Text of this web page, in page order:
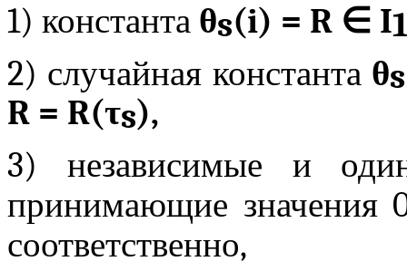
1) константа θs(i) = R ∈ I
2) случайная константа θs
R = R(τs),
3) независимые и
принимающие значения
соответственно,